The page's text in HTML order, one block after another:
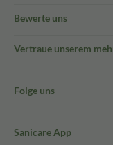
Bewerte uns
Vertraue unserem
Folge uns
Sanicare App